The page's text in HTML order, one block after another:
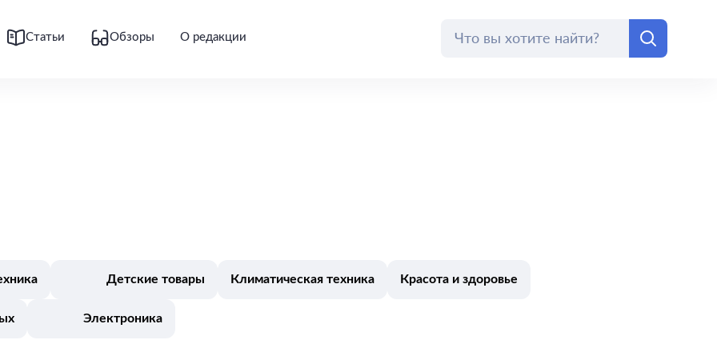
Статьи Обзоры О редакции
Детские товары Климатическая техника Красота и здоровье
Электроника